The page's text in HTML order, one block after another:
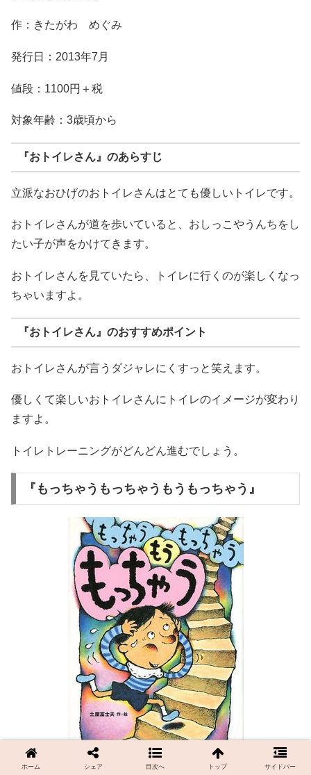
作：きたがわ めぐみ
発行日：2013年7月
値段：1100円＋税
対象年齢：3歳頃から
『おトイレさん』のあらすじ
立派なおひげのおトイレさんはとても優しいトイレです。
おトイレさんが道を歩いていると、おしっこやうんちをし
たい子が声をかけてきます。
おトイレさんを見ていたら、トイレに行くのが楽しくなっ
ちゃいますよ。
『おトイレさん』のおすすめポイント
おトイレさんが言うダジャレにくすっと笑えます。
優しくて楽しいおトイレさんにトイレのイメージが変わり
ますよ。
トイレトレーニングがどんどん進むでしょう。
『もっちゃうもっちゃうもうもっちゃう』
ホーム シェア 目次へ トップ サイドバー